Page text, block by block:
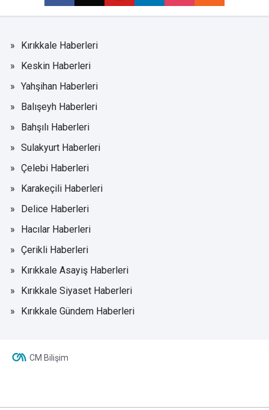
Kırıkkale Haberleri
Keskin Haberleri
Yahşihan Haberleri
Balışeyh Haberleri
Bahşılı Haberleri
Sulakyurt Haberleri
Çelebi Haberleri
Karakeçili Haberleri
Delice Haberleri
Hacılar Haberleri
Çerikli Haberleri
Kırıkkale Asayiş Haberleri
Kırıkkale Siyaset Haberleri
Kırıkkale Gündem Haberleri
CM Bilişim